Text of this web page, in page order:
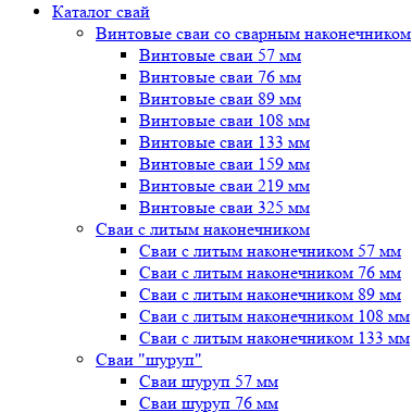
Каталог свай
Винтовые сваи со сварным наконечником
Винтовые сваи 57 мм
Винтовые сваи 76 мм
Винтовые сваи 89 мм
Винтовые сваи 108 мм
Винтовые сваи 133 мм
Винтовые сваи 159 мм
Винтовые сваи 219 мм
Винтовые сваи 325 мм
Сваи с литым наконечником
Сваи с литым наконечником 57 мм
Сваи с литым наконечником 76 мм
Сваи с литым наконечником 89 мм
Сваи с литым наконечником 108 мм
Сваи с литым наконечником 133 мм
Сваи "шуруп"
Сваи шуруп 57 мм
Сваи шуруп 76 мм